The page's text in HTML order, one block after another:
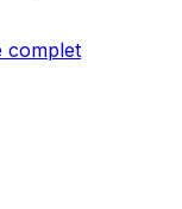
complet